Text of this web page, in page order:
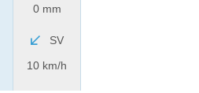
0 mm
SV
10 km/h